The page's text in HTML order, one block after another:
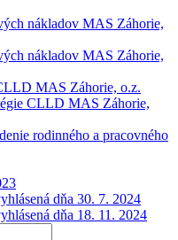
nákladov MAS Záhorie,
nákladov MAS Záhorie,
MAS Záhorie, o.z.
CLLD MAS Záhorie,
rodinného a pracovného
dňa 30. 7. 2024
dňa 18. 11. 2024